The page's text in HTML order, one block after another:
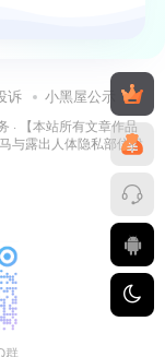
诉 小黑屋公示
· 【本站所有文章作品
与露出人体隐私部位投
群